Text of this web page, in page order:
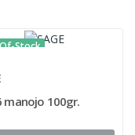
Stock
manojo 100gr.